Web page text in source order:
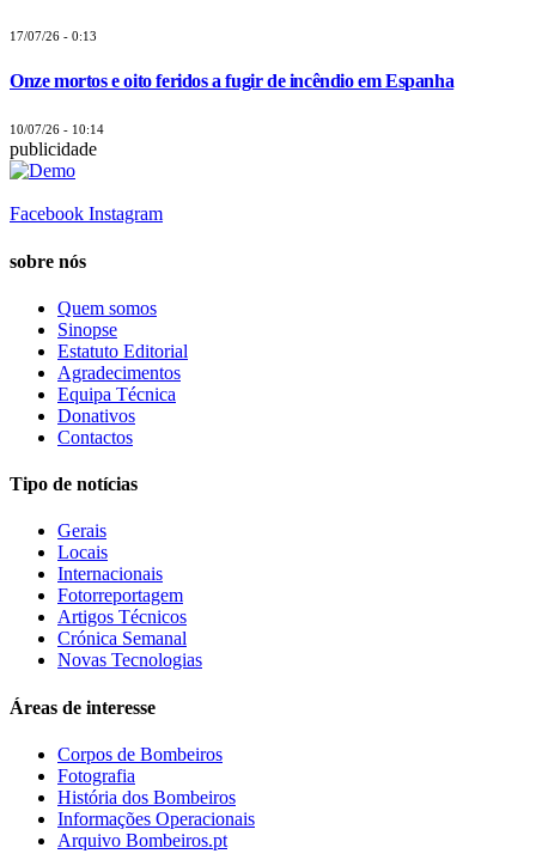
17/07/26 - 0:13
Onze mortos e oito feridos a fugir de incêndio em Espanha
10/07/26 - 10:14
publicidade
Facebook Instagram
sobre nós
Quem somos
Sinopse
Estatuto Editorial
Agradecimentos
Equipa Técnica
Donativos
Contactos
Tipo de notícias
Gerais
Locais
Internacionais
Fotorreportagem
Artigos Técnicos
Crónica Semanal
Novas Tecnologias
Áreas de interesse
Corpos de Bombeiros
Fotografia
História dos Bombeiros
Informações Operacionais
Arquivo Bombeiros.pt